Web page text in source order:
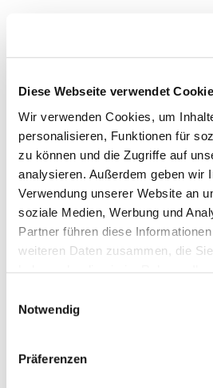
Diese Webseite verwendet
Wir verwenden Cookies, um
personalisieren, Funktionen für
zu können und die Zugriffe auf
analysieren. Außerdem geben wir
Verwendung unserer Website an
soziale Medien, Werbung und
Partner führen diese
weiteren Daten zusammen, die
Notwendig
Präferenzen